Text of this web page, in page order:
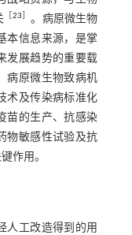
［23
。病原微生物
本信息来源，是掌
发展趋势的重要载
病原微生物致病机
术及传染病标准化
苗的生产、抗感染
物敏感性试验及抗
作用。
人工改造得到的用